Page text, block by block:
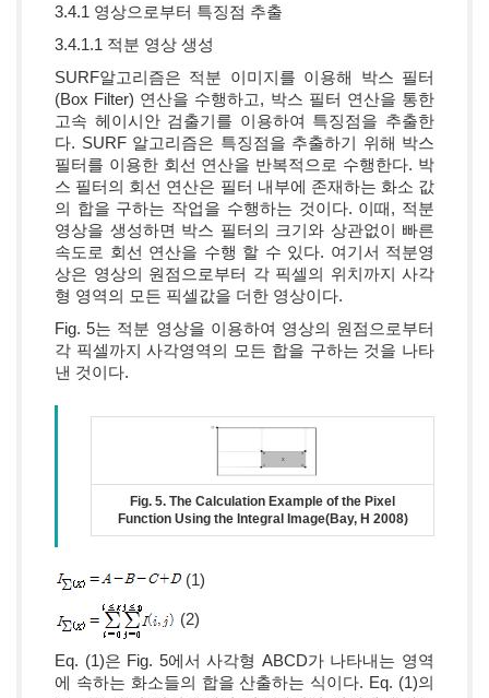
3.4.1 영상으로부터 특징점 추출
3.4.1.1 적분 영상 생성
SURF알고리즘은 적분 이미지를 이용해 박스 필터
(Box Filter) 연산을 수행하고, 박스 필터 연산을 통한
고속 헤이시안 검출기를 이용하여 특징점을 추출한
다. SURF 알고리즘은 특징점을 추출하기 위해 박스
필터를 이용한 회선 연산을 반복적으로 수행한다. 박
스 필터의 회선 연산은 필터 내부에 존재하는 화소 값
의 합을 구하는 작업을 수행하는 것이다. 이때, 적분
영상을 생성하면 박스 필터의 크기와 상관없이 빠른
속도로 회선 연산을 수행 할 수 있다. 여기서 적분영
상은 영상의 원점으로부터 각 픽셀의 위치까지 사각
형 영역의 모든 픽셀값을 더한 영상이다.
Fig. 5는 적분 영상을 이용하여 영상의 원점으로부터
각 픽셀까지 사각영역의 모든 합을 구하는 것을 나타
낸 것이다.
Fig. 5. The Calculation Example of the Pixel
Function Using the Integral Image(Bay, H 2008)
(1)
(2)
Eq. (1)은 Fig. 5에서 사각형 ABCD가 나타내는 영역
에 속하는 화소들의 합을 산출하는 식이다. Eq. (1)의